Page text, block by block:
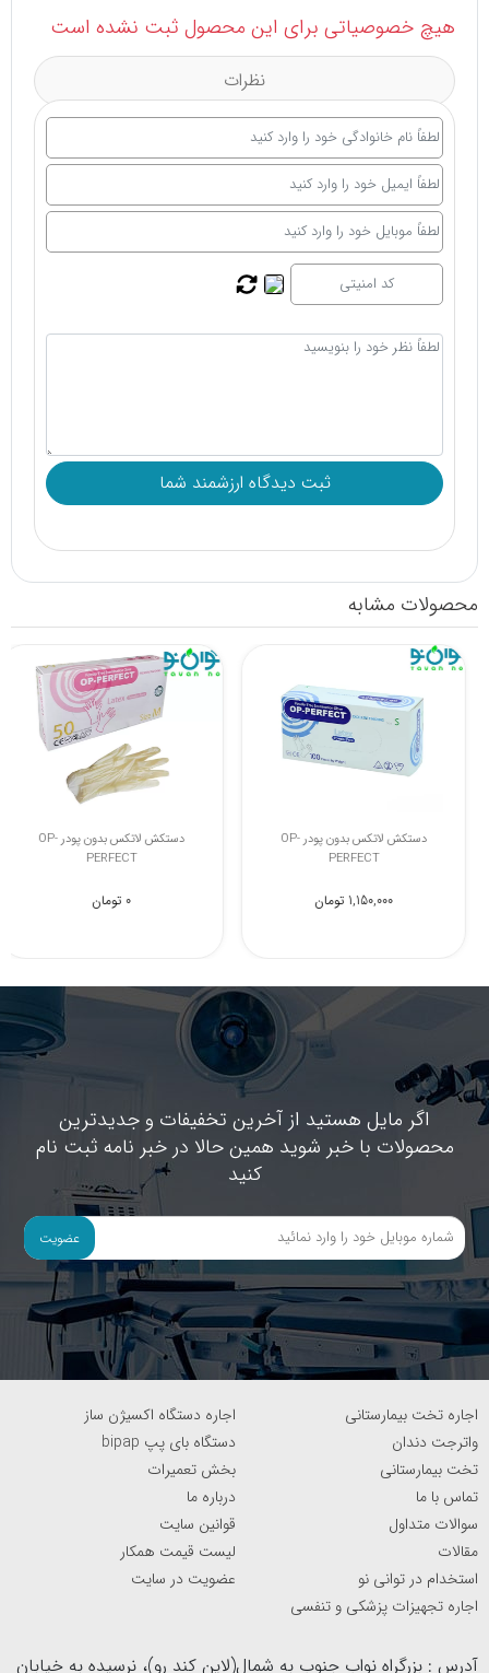
هیچ خصوصیاتی برای این محصول ثبت نشده است
نظرات
محصولات مشابه
دستکش لاتکس بدون پودر OP-
PERFECT
1,150,000 تومان
دستکش لاتکس بدون پودر 100 عددی
OP-PERFECT
نا موجود
اگر مایل هستید از آخرین تخفیفات و جدیدترین
محصولات با خبر شوید همین حالا در خبر نامه ثبت نام
کنید
عضویت
اجاره تخت بیمارستانی
اجاره دستگاه اکسیژن ساز
واترجت دندان
دستگاه بای پپ bipap
تخت بیمارستانی
بخش تعمیرات
تماس با ما
درباره ما
سوالات متداول
قوانین سایت
مقالات
لیست قیمت همکار
استخدام در توانی نو
عضویت در سایت
اجاره تجهیزات پزشکی و تنفسی
آدرس : بزرگراه نواب جنوب به شمال(لاین کند رو)، نرسیده به خیابان